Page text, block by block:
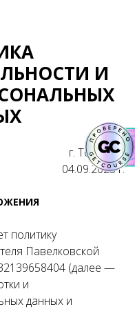
И
г. Тольятти
04.09.2025 г.
политику
Павелковской
(далее —
и
данных и